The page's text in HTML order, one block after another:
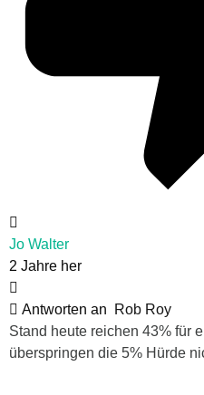
Jo Walter
2 Jahre her
Antworten an
Rob Roy
Stand heute reichen 43% für
überspringen die 5% Hürde